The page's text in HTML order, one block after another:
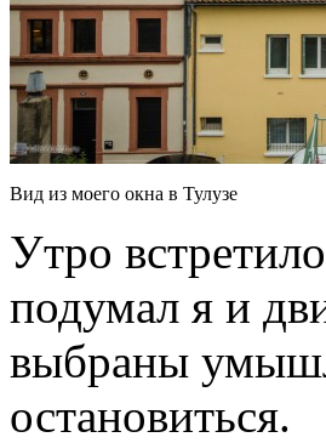
Вид из моего окна в Тулузе
Утро
подумал я и
выбраны
остановиться.